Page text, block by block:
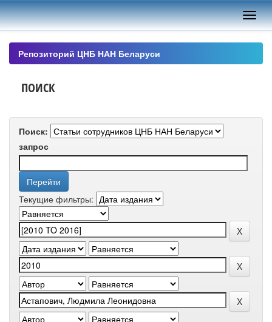
Skip
navigation
Репозиторий ЦНБ НАН Беларуси
ПОИСК
Поиск:
запрос
Текущие фильтры: